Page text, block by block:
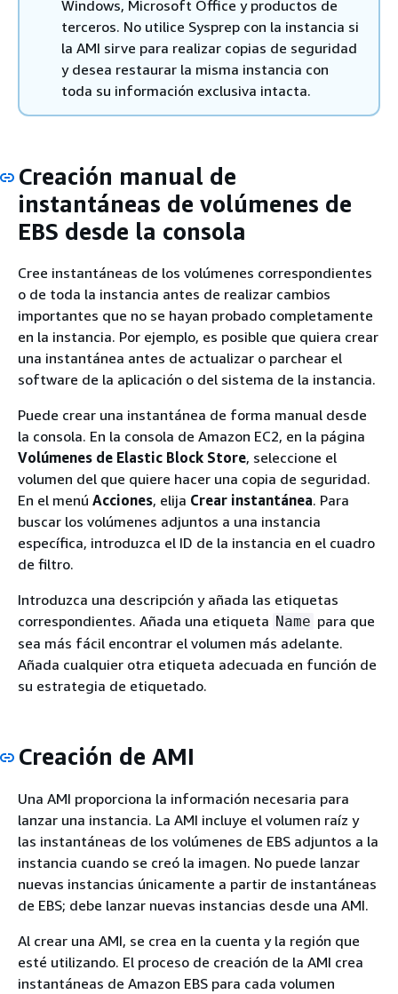
Windows, Microsoft Office y productos de
terceros. No utilice Sysprep con la instancia si
la AMI sirve para realizar copias de seguridad
y desea restaurar la misma instancia con
toda su información exclusiva intacta.
Creación manual de
instantáneas de volúmenes de
EBS desde la consola
Cree instantáneas de los volúmenes correspondientes
o de toda la instancia antes de realizar cambios
importantes que no se hayan probado completamente
en la instancia. Por ejemplo, es posible que quiera crear
una instantánea antes de actualizar o parchear el
software de la aplicación o del sistema de la instancia.
Puede crear una instantánea de forma manual desde
la consola. En la consola de Amazon EC2, en la página
Volúmenes de Elastic Block Store, seleccione el
volumen del que quiere hacer una copia de seguridad.
En el menú Acciones, elija Crear instantánea. Para
buscar los volúmenes adjuntos a una instancia
específica, introduzca el ID de la instancia en el cuadro
de filtro.
Introduzca una descripción y añada las etiquetas
correspondientes. Añada una etiqueta Name para que
sea más fácil encontrar el volumen más adelante.
Añada cualquier otra etiqueta adecuada en función de
su estrategia de etiquetado.
Creación de AMI
Una AMI proporciona la información necesaria para
lanzar una instancia. La AMI incluye el volumen raíz y
las instantáneas de los volúmenes de EBS adjuntos a la
instancia cuando se creó la imagen. No puede lanzar
nuevas instancias únicamente a partir de instantáneas
de EBS; debe lanzar nuevas instancias desde una AMI.
Al crear una AMI, se crea en la cuenta y la región que
esté utilizando. El proceso de creación de la AMI crea
instantáneas de Amazon EBS para cada volumen